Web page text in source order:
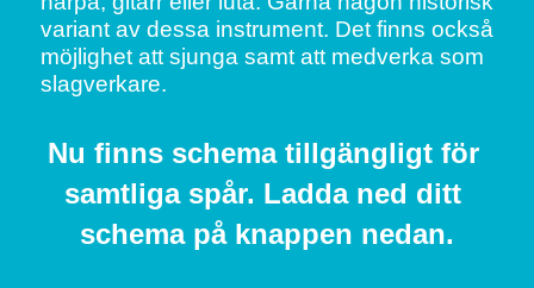
variant av dessa instrument. Det finns också
möjlighet att sjunga samt att medverka som
slagverkare.
Nu finns schema tillgängligt för
samtliga spår. Ladda ned ditt
schema på knappen nedan.